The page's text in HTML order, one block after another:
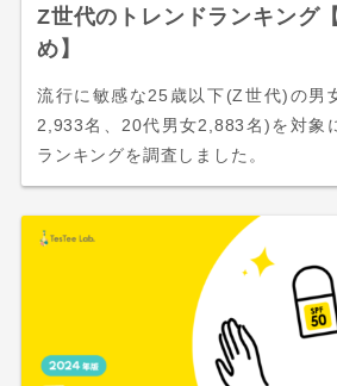
Z世代のトレンドランキング
め】
流行に敏感な25歳以下(Z世代)の男
2,933名、20代男女2,883名)を対象
ランキングを調査しました。